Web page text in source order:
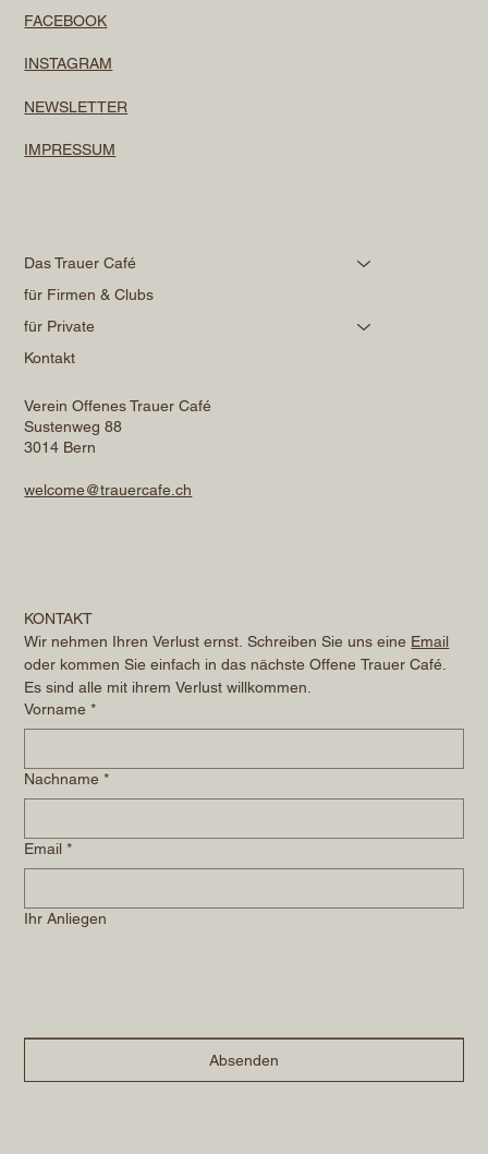
FACEBOOK
INSTAGRAM
NEWSLETTER
IMPRESSUM
Das Trauer Café
für Firmen & Clubs
für Private
Kontakt
Verein Offenes Trauer Café
Sustenweg 88
3014 Bern
welcome@trauercafe.ch
KONTAKT
Wir nehmen Ihren Verlust ernst. Schreiben Sie uns eine Email
oder kommen Sie einfach in das nächste Offene Trauer Café.
Es sind alle mit ihrem Verlust willkommen.
Vorname *
Nachname *
Email *
Ihr Anliegen
Absenden